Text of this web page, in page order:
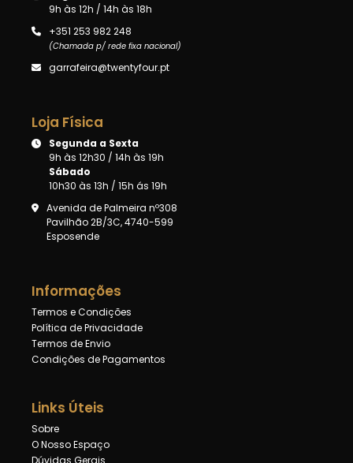
9h às 12h / 14h às 18h
+351 253 982 248
(Chamada p/ rede fixa nacional)
garrafeira@twentyfour.pt
Loja Física
Segunda a Sexta
9h às 12h30 / 14h às 19h
Sábado
10h30 às 13h / 15h ás 19h
Avenida de Palmeira nº308
Pavilhão 2B/3C, 4740-599
Esposende
Informações
Termos e Condições
Política de Privacidade
Termos de Envio
Condições de Pagamentos
Links Úteis
Sobre
O Nosso Espaço
Dúvidas Gerais